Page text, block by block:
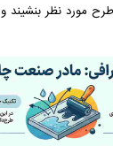
مورد نظر بنشیند و